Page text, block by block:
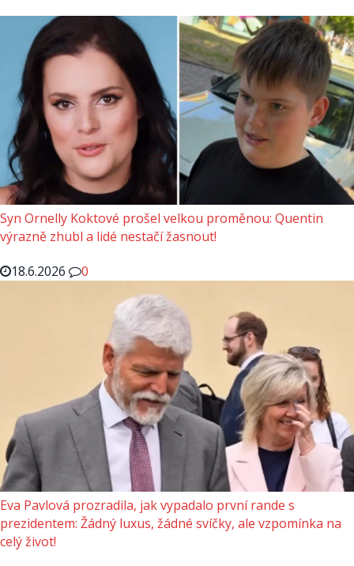
Syn Ornelly Koktové prošel velkou proměnou: Quentin
výrazně zhubl a lidé nestačí žasnout!
18.6.2026
0
Eva Pavlová prozradila, jak vypadalo první rande s
prezidentem: Žádný luxus, žádné svíčky, ale vzpomínka na
celý život!